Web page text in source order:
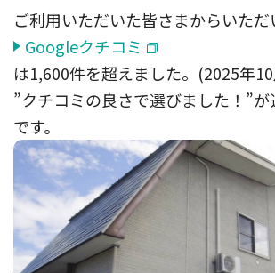
ご利用いただいた皆さまからいただ
Googleクチコミ
は1,600件を超えました。(2025年
”クチコミの良さで選びました！”
です。